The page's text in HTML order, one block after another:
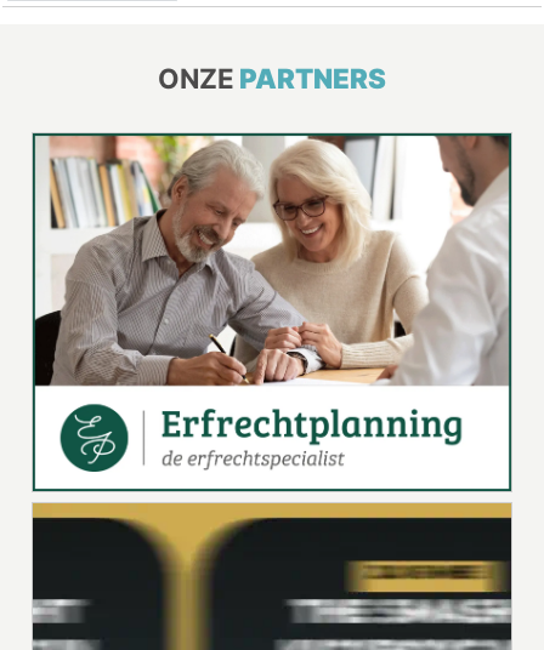
ONZE PARTNERS